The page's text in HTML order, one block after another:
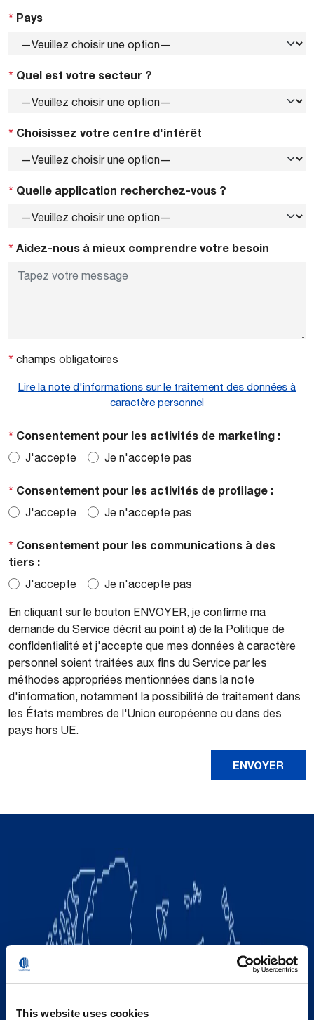
This website uses cookies
* Pays
* Quel est votre secteur ?
* Choisissez votre centre d'intérêt
* Quelle application recherchez-vous ?
* Aidez-nous à mieux comprendre votre besoin
* champs obligatoires
Lire la note d'informations sur le traitement des données à
caractère personnel
* Consentement pour les activités de marketing :
J'accepte Je n'accepte pas
* Consentement pour les activités de profilage :
J'accepte Je n'accepte pas
* Consentement pour les communications à des
tiers :
J'accepte Je n'accepte pas
En cliquant sur le bouton ENVOYER, je confirme ma
demande du Service décrit au point a) de la Politique de
confidentialité et j'accepte que mes données à caractère
personnel soient traitées aux fins du Service par les
méthodes appropriées mentionnées dans la note
d'information, notamment la possibilité de traitement dans
les États membres de l'Union européenne ou dans des
pays hors UE.